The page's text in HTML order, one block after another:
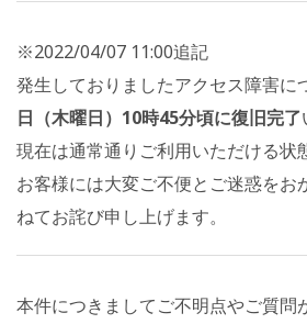
※2022/04/07 11:00追記
発生しておりましたアクセス障害に
日（木曜日）10時45分頃に復旧完了
現在は通常通りご利用いただける状
お客様には大変ご不便とご迷惑をお
ねてお詫び申し上げます。
本件につきましてご不明点やご質問